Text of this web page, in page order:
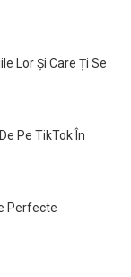
Lor Și Care Ți Se
Pe TikTok În
Perfecte